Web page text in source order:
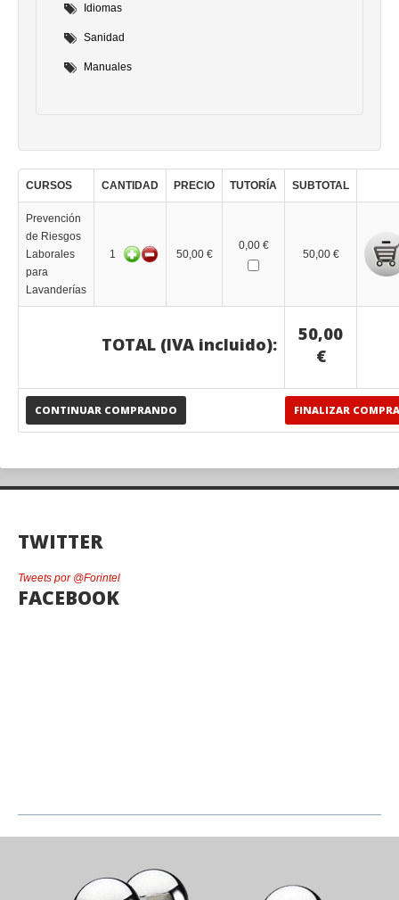
Idiomas
Sanidad
Manuales
CURSOS CANTIDAD PRECIO TUTORÍA SUBTOTAL
CONTINUAR COMPRANDO FINALIZAR COMPRA
Prevención
de Riesgos
Laborales
para
Lavanderías
1 50,00 €
0,00 €
50,00 €
TOTAL (IVA incluido):
50,00
€
TWITTER
Tweets por @Forintel
FACEBOOK